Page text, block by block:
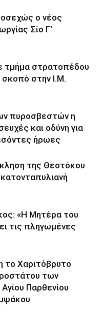
ο νέος
Σίο Γ’
τμήμα στρατοπέδου
στην Ι.Μ.
πυροσβεστών η
και οδύνη για
ήρωες
της Θεοτόκου
«Η Μητέρα του
τις πληγωμένες
το Χαριτόβρυτο
των
Παρθενίου